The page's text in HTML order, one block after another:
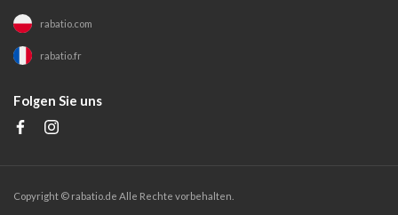
rabatio.com
rabatio.fr
Folgen Sie uns
Copyright © rabatio.de Alle Rechte vorbehalten.